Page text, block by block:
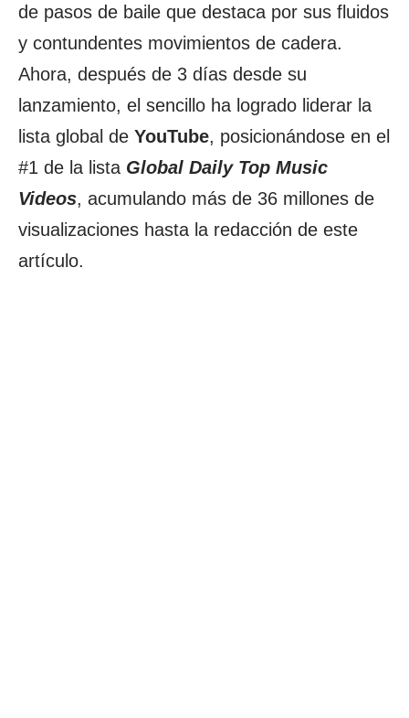
de pasos de baile que destaca por sus fluidos
y contundentes movimientos de cadera.
Ahora, después de 3 días desde su
lanzamiento, el sencillo ha logrado liderar la
lista global de YouTube, posicionándose en el
#1 de la lista Global Daily Top Music
Videos, acumulando más de 36 millones de
visualizaciones hasta la redacción de este
artículo.